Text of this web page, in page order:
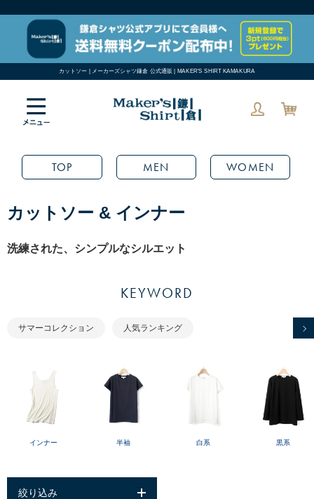
カットソー | メーカーズシャツ鎌倉 公式通販 | MAKER'S SHIRT KAMAKURA
TOP MEN WOMEN
カットソー & インナー
洗練された、シンプルなシルエット
KEYWORD
サマーコレクション 人気ランキング
インナー 半袖 白系 黒系
絞り込み